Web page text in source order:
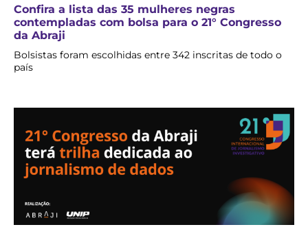
Confira a lista das 35 mulheres negras
contempladas com bolsa para o 21° Congresso
da Abraji
Bolsistas foram escolhidas entre 342 inscritas de todo o
país